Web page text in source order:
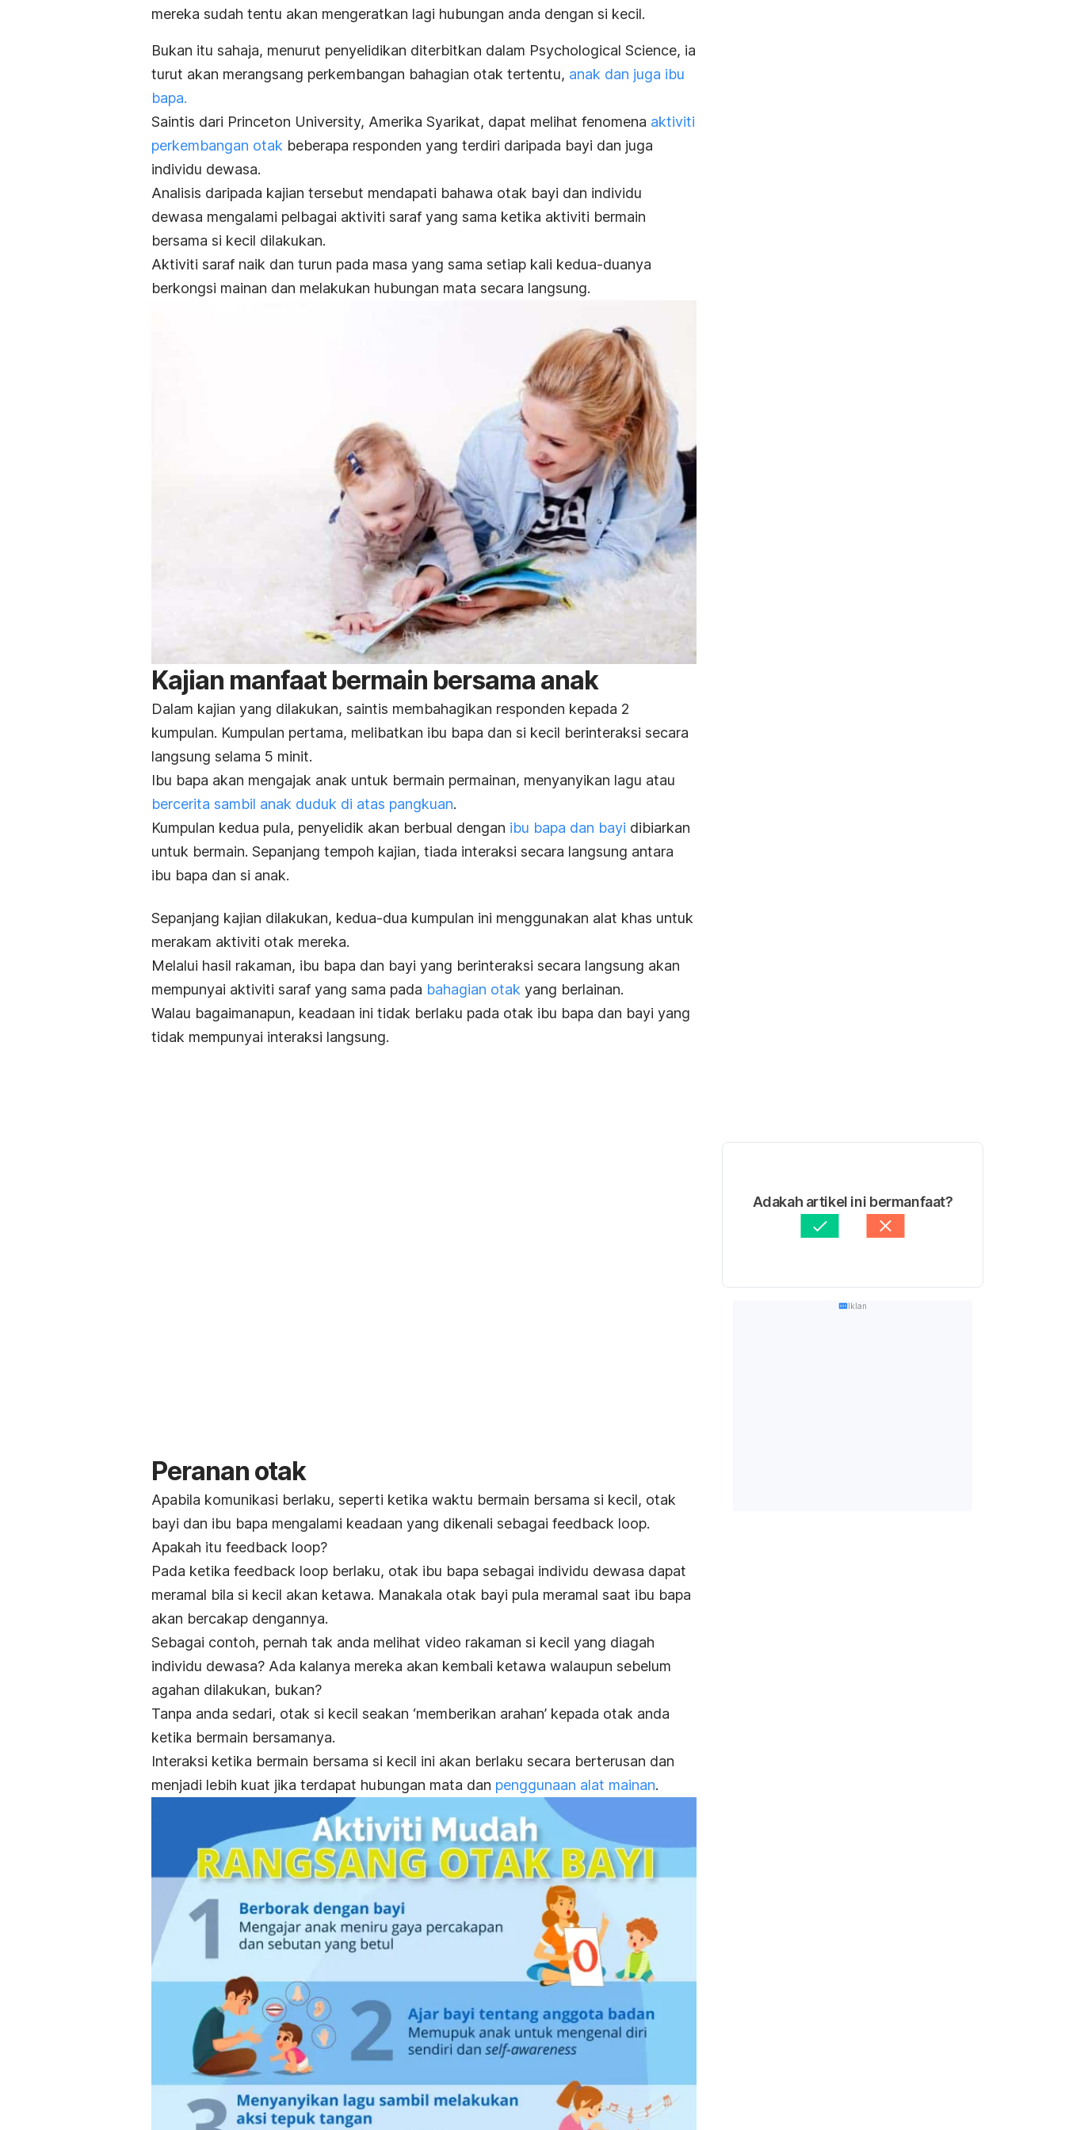
mereka sudah tentu akan mengeratkan lagi hubungan anda dengan si kecil.
Bukan itu sahaja, menurut penyelidikan diterbitkan dalam Psychological Science, ia
turut akan merangsang perkembangan bahagian otak tertentu, anak dan juga ibu
bapa.
Saintis dari Princeton University, Amerika Syarikat, dapat melihat fenomena aktiviti
perkembangan otak beberapa responden yang terdiri daripada bayi dan juga
individu dewasa.
Analisis daripada kajian tersebut mendapati bahawa otak bayi dan individu
dewasa mengalami pelbagai aktiviti saraf yang sama ketika aktiviti bermain
bersama si kecil dilakukan.
Aktiviti saraf naik dan turun pada masa yang sama setiap kali kedua-duanya
berkongsi mainan dan melakukan hubungan mata secara langsung.
Kajian manfaat bermain bersama anak
Dalam kajian yang dilakukan, saintis membahagikan responden kepada 2
kumpulan. Kumpulan pertama, melibatkan ibu bapa dan si kecil berinteraksi secara
langsung selama 5 minit.
Ibu bapa akan mengajak anak untuk bermain permainan, menyanyikan lagu atau
bercerita sambil anak duduk di atas pangkuan.
Kumpulan kedua pula, penyelidik akan berbual dengan ibu bapa dan bayi dibiarkan
untuk bermain. Sepanjang tempoh kajian, tiada interaksi secara langsung antara
ibu bapa dan si anak.
Sepanjang kajian dilakukan, kedua-dua kumpulan ini menggunakan alat khas untuk
merakam aktiviti otak mereka.
Melalui hasil rakaman, ibu bapa dan bayi yang berinteraksi secara langsung akan
mempunyai aktiviti saraf yang sama pada bahagian otak yang berlainan.
Walau bagaimanapun, keadaan ini tidak berlaku pada otak ibu bapa dan bayi yang
tidak mempunyai interaksi langsung.
Peranan otak
Apabila komunikasi berlaku, seperti ketika waktu bermain bersama si kecil, otak
bayi dan ibu bapa mengalami keadaan yang dikenali sebagai feedback loop.
Apakah itu feedback loop?
Pada ketika feedback loop berlaku, otak ibu bapa sebagai individu dewasa dapat
meramal bila si kecil akan ketawa. Manakala otak bayi pula meramal saat ibu bapa
akan bercakap dengannya.
Sebagai contoh, pernah tak anda melihat video rakaman si kecil yang diagah
individu dewasa? Ada kalanya mereka akan kembali ketawa walaupun sebelum
agahan dilakukan, bukan?
Tanpa anda sedari, otak si kecil seakan ‘memberikan arahan’ kepada otak anda
ketika bermain bersamanya.
Interaksi ketika bermain bersama si kecil ini akan berlaku secara berterusan dan
menjadi lebih kuat jika terdapat hubungan mata dan penggunaan alat mainan.
Adakah artikel ini bermanfaat?
Iklan